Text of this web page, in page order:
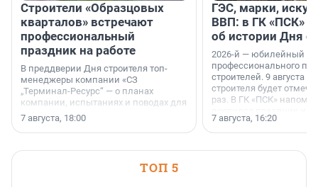
Строители «Образцовых
кварталов» встречают
профессиональный
праздник на работе
В преддверии Дня строителя топ-
менеджеры компании «СЗ
„Терминал-Ресурс“ — о планах
компании, испытаниях и поводах для
осторожного оптимизма.
7 августа, 18:00
ГЭС, марки,
ВВП: в ГК «ПСК»
об истории Дня
2026-й — юбилейный
профессионального
строителей. 9 августа
строителя будет
раз. В ГК «ПСК»
поменялась роль
7 августа, 16:20
ТОП 5